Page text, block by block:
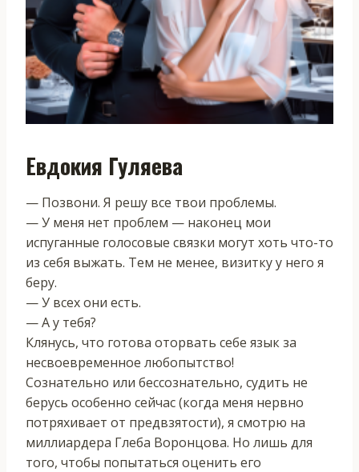
Евдокия Гуляева
— Позвони. Я решу все твои проблемы.
— У меня нет проблем — наконец мои
испуганные голосовые связки могут хоть что-то
из себя выжать. Тем не менее, визитку у него я
беру.
— У всех они есть.
— А у тебя?
Клянусь, что готова оторвать себе язык за
несвоевременное любопытство!
Сознательно или бессознательно, судить не
берусь особенно сейчас (когда меня нервно
потряхивает от предвзятости), я смотрю на
миллиардера Глеба Воронцова. Но лишь для
того, чтобы попытаться оценить его